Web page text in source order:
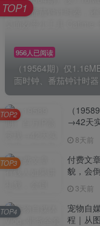
956人已阅读
（19564期）仅
面时钟、番茄钟计时
TOP1
（
→42天
域转化
例
8天前
TOP2
付费文
貌，会
3天前
TOP3
宠物自
程｜从
TOP4